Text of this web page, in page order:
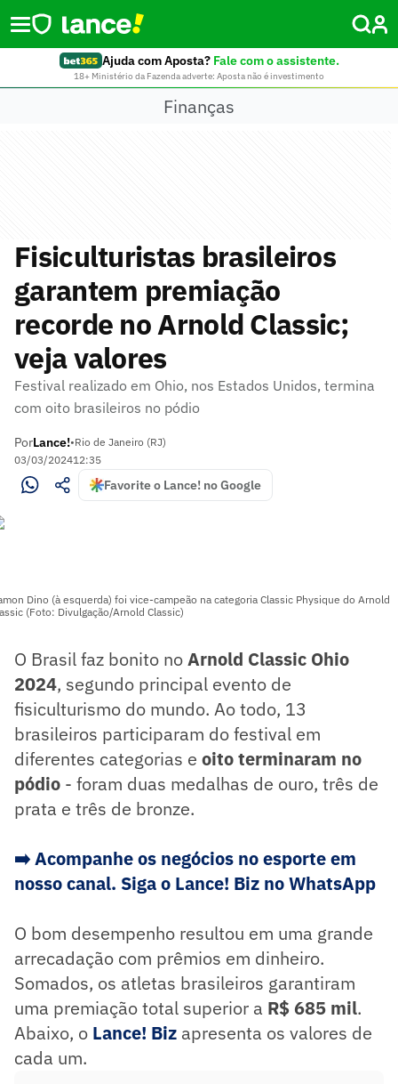
Ajuda com Aposta? Fale com o assistente.
18+ Ministério da Fazenda adverte: Aposta não é investimento
Finanças
Fisiculturistas brasileiros
garantem premiação
recorde no Arnold Classic;
veja valores
Festival realizado em Ohio, nos Estados Unidos, termina
com oito brasileiros no pódio
PorLance!•Rio de Janeiro (RJ)
03/03/202412:35
Favorite o Lance! no Google
Dino (à esquerda) foi vice-campeão na categoria Classic Physique do Arnold
(Foto: Divulgação/Arnold Classic)
O Brasil faz bonito noArnold Classic Ohio
2024, segundo principal evento de
fisiculturismo do mundo. Ao todo, 13
brasileiros participaram do festival em
diferentes categorias e oito terminaram no
pódio - foram duas medalhas de ouro, três de
prata e três de bronze.
➡️Acompanhe os negócios no esporte em
nosso canal. Siga o Lance! Biz no WhatsApp
O bom desempenho resultou em uma grande
arrecadação com prêmios em dinheiro.
Somados, os atletas brasileiros garantiram
uma premiação total superior a R$ 685 mil.
Abaixo, o Lance! Biz apresenta os valores de
cada um.